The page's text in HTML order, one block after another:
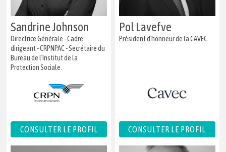
Sandrine Johnson
Directrice Générale - Cadre
dirigeant - CRPNPAC - Secrétaire du
Bureau de l'Institut de la
Protection Sociale.
CONSULTER LE PROFIL
Pol Lavefve
Président d'honneur de la CAVEC
CONSULTER LE PROFIL